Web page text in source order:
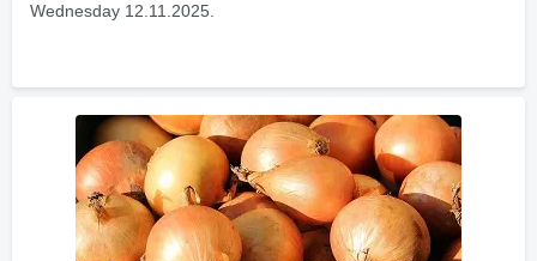
Wednesday 12.11.2025.